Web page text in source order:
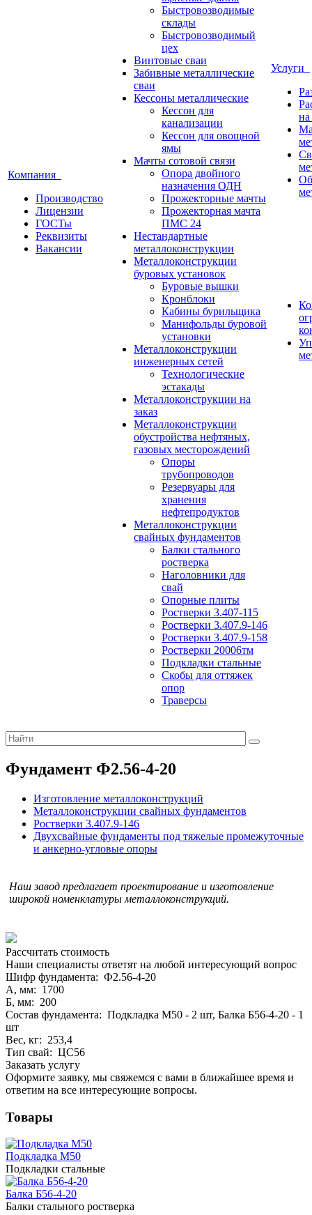
Компания
Производство
Лицензии
ГОСТы
Реквизиты
Вакансии
Быстровозводимые
склады
Быстровозводимый
цех
Винтовые сваи
Забивные металлические
сваи
Кессоны металлические
Кессон для
канализации
Кессон для овощной
ямы
Мачты сотовой связи
Опора двойного
назначения ОДН
Прожекторные мачты
Прожекторная мачта
ПМС 24
Нестандартные
металлоконструкции
Металлоконструкции
буровых установок
Буровые вышки
Кронблоки
Кабины бурильщика
Манифольды буровой
установки
Металлоконструкции
инженерных сетей
Технологические
эстакады
Металлоконструкции на
заказ
Металлоконструкции
обустройства нефтяных,
газовых месторождений
Опоры
трубопроводов
Резервуары для
хранения
нефтепродуктов
Металлоконструкции
свайных фундаментов
Балки стального
ростверка
Наголовники для
свай
Опорные плиты
Ростверки 3.407-115
Ростверки 3.407.9-146
Ростверки 3.407.9-158
Ростверки 20006тм
Подкладки стальные
Скобы для оттяжек
опор
Траверсы
Услуги
Фундамент Ф2.56-4-20
Изготовление металлоконструкций
Металлоконструкции свайных фундаментов
Ростверки 3.407.9-146
Двухсвайные фундаменты под тяжелые промежуточные
и анкерно-угловые опоры
Наш завод предлагает проектирование и изготовление
широкой номенклатуры металлоконструкций.
Рассчитать стоимость
Наши специалисты ответят на любой интересующий вопрос
Шифр фундамента: Ф2.56-4-20
А, мм: 1700
Б, мм: 200
Состав фундамента: Подкладка М50 - 2 шт, Балка Б56-4-20 - 1
шт
Вес, кг: 253,4
Тип свай: ЦС56
Заказать услугу
Оформите заявку, мы свяжемся с вами в ближайшее время и
ответим на все интересующие вопросы.
Товары
Подкладка М50
Подкладки стальные
Балка Б56-4-20
Балки стального ростверка